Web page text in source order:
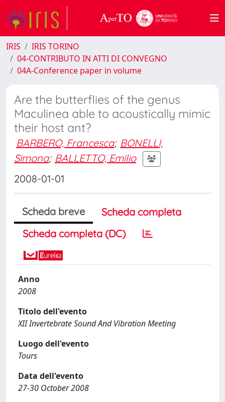
IRIS
IRIS TORINO
04-CONTRIBUTO IN ATTI DI CONVEGNO
04A-Conference paper in volume
Are the butterflies of the genus
Maculinea able to acoustically mimic
their host ant?
BARBERO, Francesca; BONELLI,
Simona; BALLETTO, Emilio
2008-01-01
Scheda breve
Scheda completa
Scheda completa (DC)
Anno
2008
Titolo dell'evento
XII Invertebrate Sound And Vibration Meeting
Luogo dell'evento
Tours
Data dell'evento
27-30 October 2008